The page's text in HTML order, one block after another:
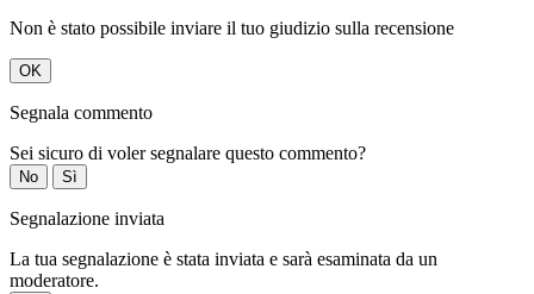
Non è stato possibile inviare il tuo giudizio sulla recensione
OK
Segnala commento
Sei sicuro di voler segnalare questo commento?
No Sì
Segnalazione inviata
La tua segnalazione è stata inviata e sarà esaminata da un
moderatore.